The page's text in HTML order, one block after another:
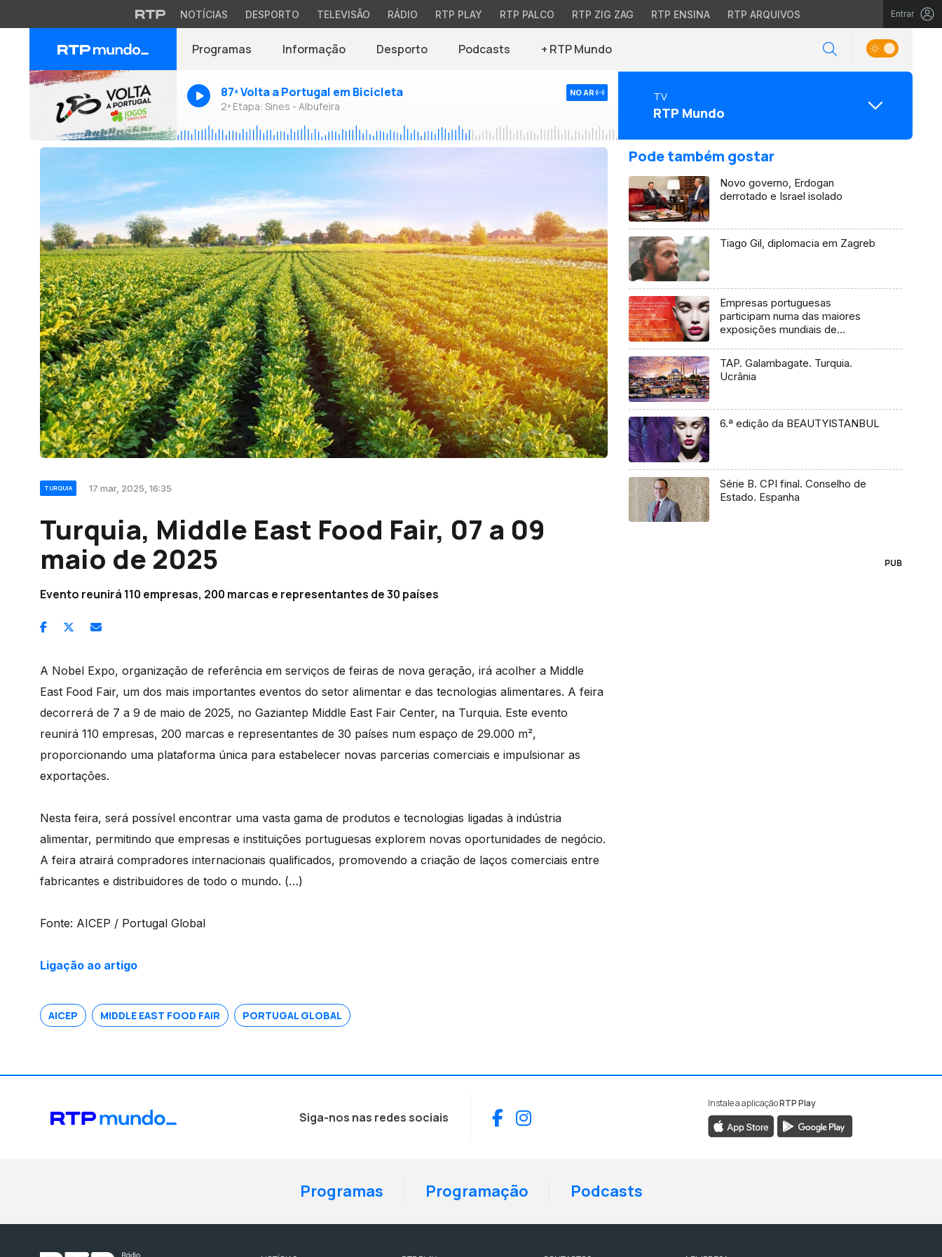
NOTÍCIAS DESPORTO TELEVISÃO RÁDIO RTP PLAY RTP PALCO RTP ZIG ZAG RTP ENSINA RTP ARQUIVOS Entrar
Programas Informação Desporto Podcasts + RTP Mundo
87ª Volta a Portugal em Bicicleta
2ª Etapa: Sines - Albufeira
NO AR TV
RTP Mundo
TURQUIA 17 mar, 2025, 16:35
Turquia, Middle East Food Fair, 07 a 09
maio de 2025
Evento reunirá 110 empresas, 200 marcas e representantes de 30 países
A Nobel Expo, organização de referência em serviços de feiras de nova geração, irá acolher a Middle
East Food Fair, um dos mais importantes eventos do setor alimentar e das tecnologias alimentares. A feira
decorrerá de 7 a 9 de maio de 2025, no Gaziantep Middle East Fair Center, na Turquia. Este evento
reunirá 110 empresas, 200 marcas e representantes de 30 países num espaço de 29.000 m²,
proporcionando uma plataforma única para estabelecer novas parcerias comerciais e impulsionar as
exportações.
Nesta feira, será possível encontrar uma vasta gama de produtos e tecnologias ligadas à indústria
alimentar, permitindo que empresas e instituições portuguesas explorem novas oportunidades de negócio.
A feira atrairá compradores internacionais qualificados, promovendo a criação de laços comerciais entre
fabricantes e distribuidores de todo o mundo. (…)
Fonte: AICEP / Portugal Global
Ligação ao artigo
AICEP MIDDLE EAST FOOD FAIR PORTUGAL GLOBAL
Pode também gostar
Novo governo, Erdogan
derrotado e Israel isolado
Tiago Gil, diplomacia em Zagreb
Empresas portuguesas
participam numa das maiores
exposições mundiais de
TAP. Galambagate. Turquia.
Ucrânia
6.ª edição da BEAUTYISTANBUL
Série B. CPI final. Conselho de
Estado. Espanha
PUB
Siga-nos nas redes sociais Facebook
Instagram
Instale a aplicaçãoRTP Play
Programas Programação Podcasts